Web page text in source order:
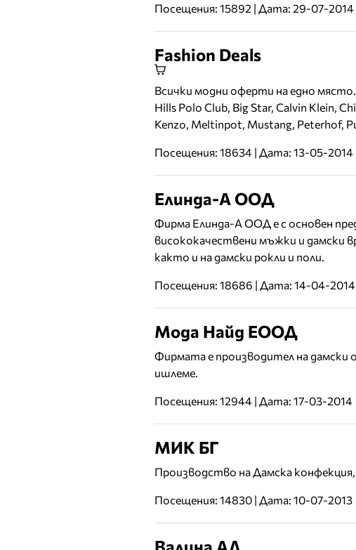
Посещения: 15892 | Дата: 29-07-2014
Fashion Deals
Всички модни оферти на едно
Hills Polo Club, Big Star, Calvin Klein,
Kenzo, Meltinpot, Mustang, Peterhof,
Посещения: 18634 | Дата: 13-05-2014
Елинда-А ООД
Фирма Елинда-А ООД е с основен
висококачествени мъжки и дамски
както и на дамски рокли и поли.
Посещения: 18686 | Дата: 14-04-2014
Мода Найд ЕООД
Фирмата е производител на дамски
ишлеме.
Посещения: 12944 | Дата: 17-03-2014
МИК БГ
Производство на Дамска
Посещения: 14830 | Дата: 10-07-2013